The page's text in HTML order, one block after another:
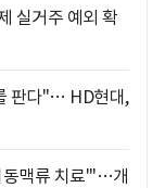
실거주 예외 확
판다"… HD현대,
동맥류 치료'"…개